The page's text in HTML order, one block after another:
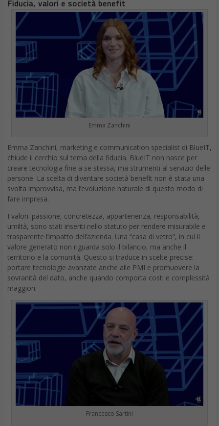
Fiducia, valori e società benefit
Emma Zanchini
Emma Zanchini, marketing e communication specialist di BlueIT,
chiude il cerchio sul tema della fiducia. BlueIT non nasce per
creare tecnologia fine a se stessa, ma strumenti al servizio delle
persone. La scelta di diventare società benefit non è stata una
svolta improvvisa, ma l’evoluzione naturale di questo modo di
fare impresa.
I valori: passione, concretezza, appartenenza, responsabilità,
umiltà, sono stati inseriti nello statuto per rendere misurabile e
trasparente l’impatto dell’azienda. Una “casa di vetro”, in cui il
valore generato non riguarda solo il bilancio, ma anche il
territorio e la comunità. Questo si traduce in scelte precise:
portare tecnologie avanzate anche alle PMI e promuovere la
sovranità del dato, anche quando comporta costi e complessità
maggiori.
Francesco Sartini